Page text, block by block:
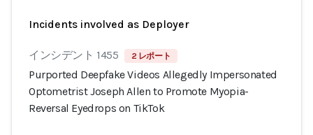
Incidents involved as Deployer
インシデント 1455 2 レポート
Purported Deepfake Videos Allegedly Impersonated
Optometrist Joseph Allen to Promote Myopia-
Reversal Eyedrops on TikTok